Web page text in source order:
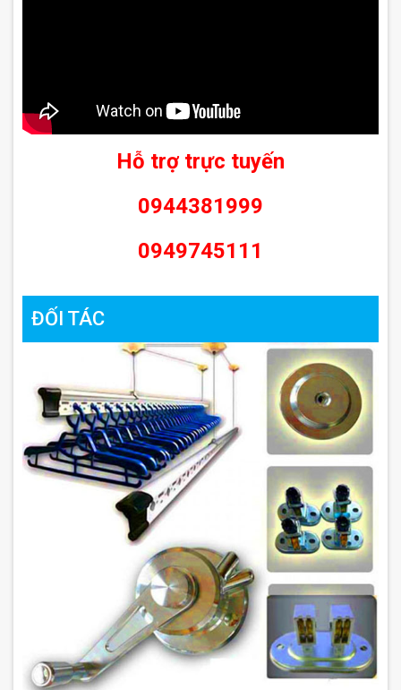
Hỗ trợ trực tuyến
0944381999
0949745111
ĐỐI TÁC